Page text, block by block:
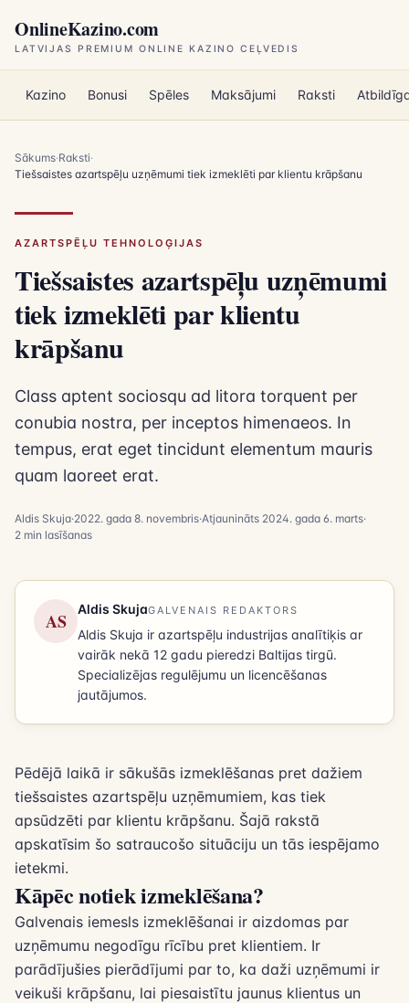
OnlineKazino.com
LATVIJAS PREMIUM ONLINE KAZINO CEĻVEDIS
Kazino Bonusi Spēles Maksājumi Raksti
Sākums·Raksti·
Tiešsaistes azartspēļu uzņēmumi tiek izmeklēti par klientu krāpšanu
AZARTSPĒĻU TEHNOLOĢIJAS
Tiešsaistes azartspēļu uzņēmumi
tiek izmeklēti par klientu
krāpšanu
Class aptent sociosqu ad litora torquent per
conubia nostra, per inceptos himenaeos. In
tempus, erat eget tincidunt elementum mauris
quam laoreet erat.
Aldis Skuja·2022. gada 8. novembris·Atjaunināts 2024. gada 6. marts·
2 min lasīšanas
AS Aldis SkujaGALVENAIS REDAKTORS
Aldis Skuja ir azartspēļu industrijas analītiķis ar
vairāk nekā 12 gadu pieredzi Baltijas tirgū.
Specializējas regulējumu un licencēšanas
jautājumos.
Pēdējā laikā ir sākušās izmeklēšanas pret dažiem
tiešsaistes azartspēļu uzņēmumiem, kas tiek
apsūdzēti par klientu krāpšanu. Šajā rakstā
apskatīsim šo satraucošo situāciju un tās iespējamo
ietekmi.
Kāpēc notiek izmeklēšana?
Galvenais iemesls izmeklēšanai ir aizdomas par
uzņēmumu negodīgu rīcību pret klientiem. Ir
parādījušies pierādījumi par to, ka daži uzņēmumi ir
veikuši krāpšanu, lai piesaistītu jaunus klientus un